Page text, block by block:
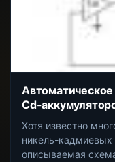
Cd-
Хотя известно
никель-кадмиевых
описываемая